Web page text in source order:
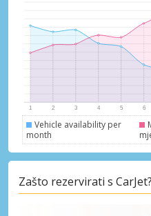
Vehicle availability per
month
Zašto rezervirati s CarJet?